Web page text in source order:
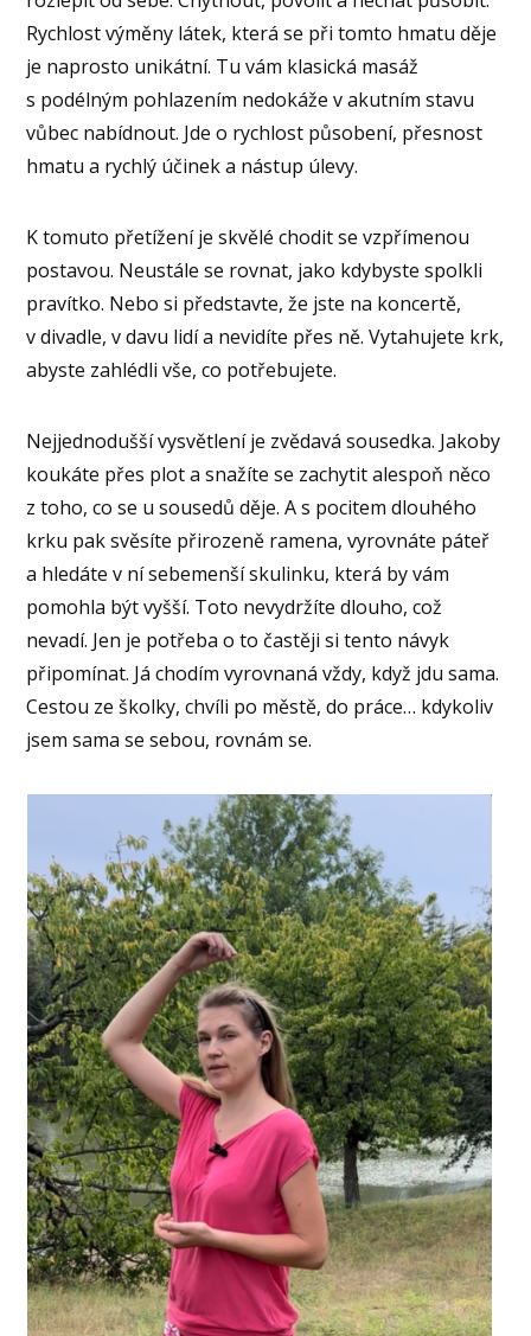
Rychlost výměny látek, která se při tomto hmatu děje
je naprosto unikátní. Tu vám klasická masáž
s podélným pohlazením nedokáže v akutním stavu
vůbec nabídnout. Jde o rychlost působení, přesnost
hmatu a rychlý účinek a nástup úlevy.
K tomuto přetížení je skvělé chodit se vzpřímenou
postavou. Neustále se rovnat, jako kdybyste spolkli
pravítko. Nebo si představte, že jste na koncertě,
v divadle, v davu lidí a nevidíte přes ně. Vytahujete krk,
abyste zahlédli vše, co potřebujete.
Nejjednodušší vysvětlení je zvědavá sousedka. Jakoby
koukáte přes plot a snažíte se zachytit alespoň něco
z toho, co se u sousedů děje. A s pocitem dlouhého
krku pak svěsíte přirozeně ramena, vyrovnáte páteř
a hledáte v ní sebemenší skulinku, která by vám
pomohla být vyšší. Toto nevydržíte dlouho, což
nevadí. Jen je potřeba o to častěji si tento návyk
připomínat. Já chodím vyrovnaná vždy, když jdu sama.
Cestou ze školky, chvíli po městě, do práce… kdykoliv
jsem sama se sebou, rovnám se.